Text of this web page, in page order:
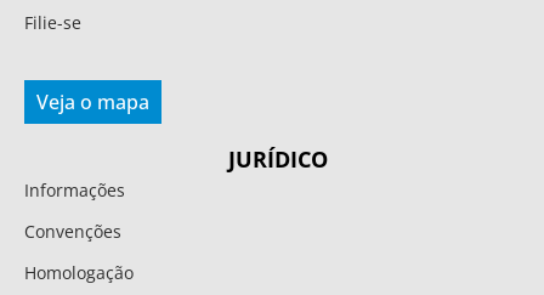
Filie-se
Veja o mapa
JURÍDICO
Informações
Convenções
Homologação